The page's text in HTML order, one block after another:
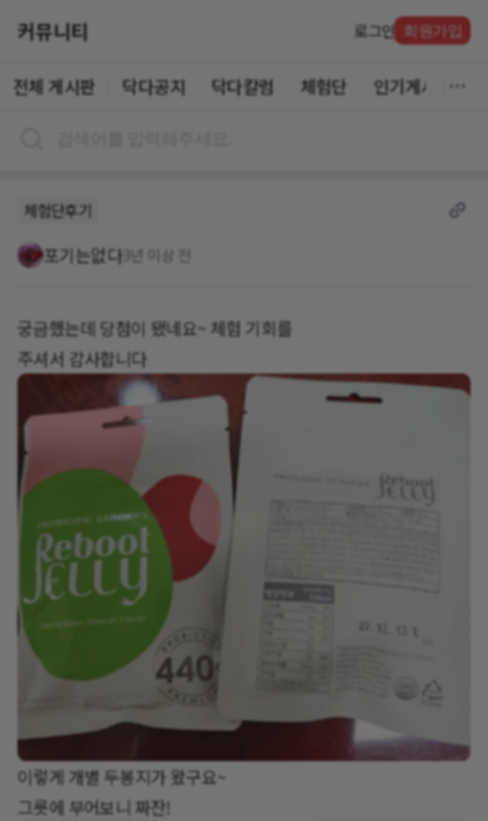
커뮤니티 로그인 회원가입
전체 게시판 닥다공지 닥다칼럼 체험단 인기게시글
체험단후기
포기는없다 3년 이상 전
궁금했는데 당첨이 됐네요~ 체험 기회를
주셔서 감사합니다
이렇게 개별 두봉지가 왔구요~
그릇에 부어보니 짜잔!